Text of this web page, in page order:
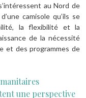
au Nord de
camisole qu’ils se
la flexibilité et la
de la nécessité
et des programmes de
une perspective